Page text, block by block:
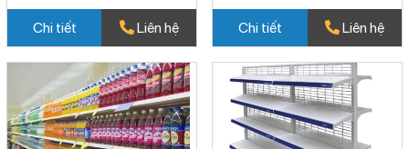
Chi tiết Liên hệ Chi tiết Liên hệ